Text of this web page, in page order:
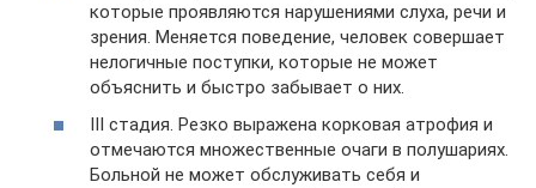
которые проявляются нарушениями слуха, речи и
зрения. Меняется поведение, человек совершает
нелогичные поступки, которые не может
объяснить и быстро забывает о них.
III стадия. Резко выражена корковая атрофия и
отмечаются множественные очаги в полушариях.
Больной не может обслуживать себя и